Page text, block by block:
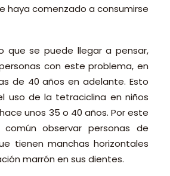
haya comenzado a consumirse
que se puede llegar a pensar,
con este problema, en
de 40 años en adelante. Esto
uso de la tetraciclina en niños
unos 35 o 40 años. Por este
observar personas de
tienen manchas horizontales
marrón en sus dientes.